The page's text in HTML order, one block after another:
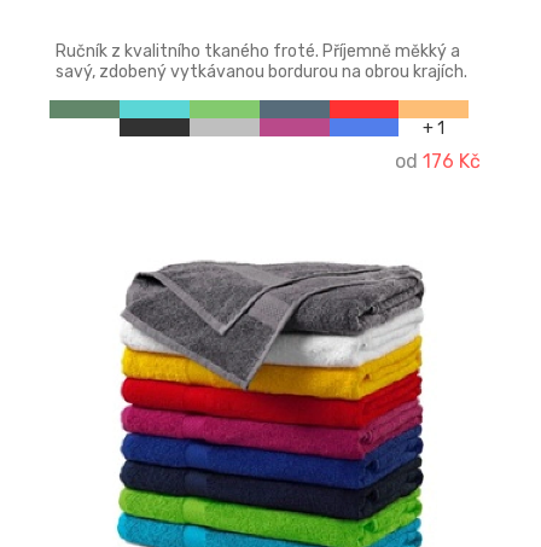
Ručník z kvalitního tkaného froté. Příjemně měkký a
savý, zdobený vytkávanou bordurou na obrou krajích.
+ 1
od 176 Kč